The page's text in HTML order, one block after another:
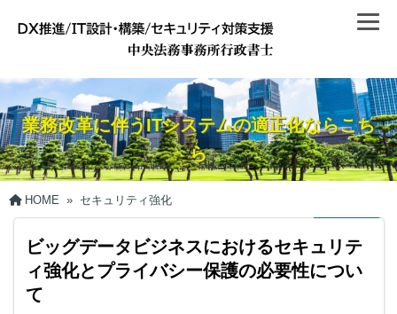
業務改革に伴うITシステムの適正化ならこち
ら
HOME » セキュリティ強化
ビッグデータビジネスにおけるセキュリテ
ィ強化とプライバシー保護の必要性につい
て